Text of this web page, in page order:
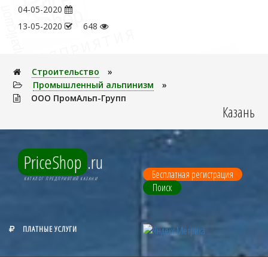
04-05-2020
13-05-2020
648
Строительство
»
Промышленный альпинизм
»
ООО ПромАльп-Групп
Казань
PriceShop .ru
КАТАЛОГ ПРЕДПРИЯТИЙ КАЗАНИ
Бесплатная регистрация
Поиск
ПЛАТНЫЕ УСЛУГИ